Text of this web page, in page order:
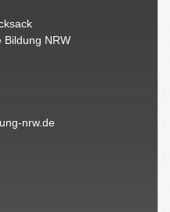
Bildung NRW
nrw.de